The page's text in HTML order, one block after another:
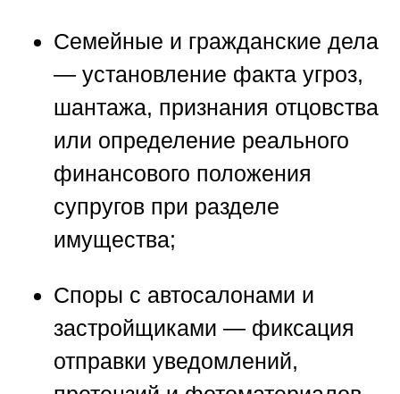
Семейные и гражданские дела
— установление факта угроз,
шантажа, признания отцовства
или определение реального
финансового положения
супругов при разделе
имущества;
Споры с автосалонами и
застройщиками — фиксация
отправки уведомлений,